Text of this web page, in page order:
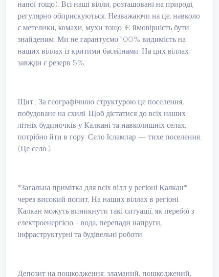
напої тощо). Всі наші вілли, розташовані на природі,
регулярно обприскуються. Незважаючи на це, навколо
є метелики, комахи, мухи тощо. Є ймовірність бути
знайденим. Ми не гарантуємо 100% видимість на
наших віллах із критими басейнами. На цих віллах
завжди є резерв 5%.
Щит ; За географічною структурою це поселення,
побудоване на схилі. Щоб дістатися до всіх наших
літніх будиночків у Калкані та навколишніх селах,
потрібно йти в гору. Село Ісламлар — тихе поселення.
(Це село.)
*Загальна примітка для всіх вілл у регіоні Калкан*:
через високий попит; На наших віллах в регіоні
Калкан можуть виникнути такі ситуації, як перебої з
електроенергією - вода, перепади напруги,
інфраструктурні та будівельні роботи.
Депозит на пошкодження: зламаний, пошкоджений,